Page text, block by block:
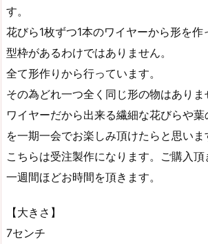
す。
花びら1枚ずつ1本のワイヤーから形を作
型枠があるわけではありません。
全て形作りから行っています。
その為どれ一つ全く同じ形の物はありま
ワイヤーだから出来る繊細な花びらや
を一期一会でお楽しみ頂けたらと思い
こちらは受注製作になります。ご購入
一週間ほどお時間を頂きます。
【大きさ】
7センチ